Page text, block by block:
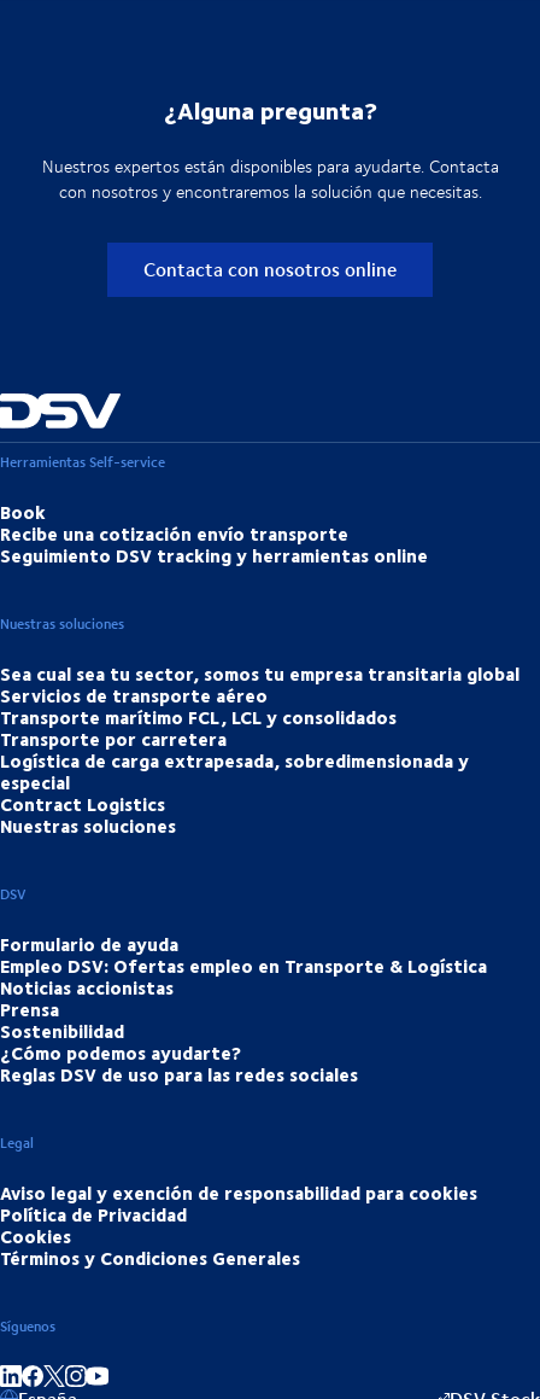
¿Alguna pregunta?
Nuestros expertos están disponibles para ayudarte. Contacta
con nosotros y encontraremos la solución que necesitas.
Contacta con nosotros online
Herramientas Self-service
Book
Recibe una cotización envío transporte
Seguimiento DSV tracking y herramientas online
Nuestras soluciones
Sea cual sea tu sector, somos tu empresa transitaria global
Servicios de transporte aéreo
Transporte marítimo FCL, LCL y consolidados
Transporte por carretera
Logística de carga extrapesada, sobredimensionada y
especial
Contract Logistics
Nuestras soluciones
DSV
Formulario de ayuda
Empleo DSV: Ofertas empleo en Transporte & Logística
Noticias accionistas
Prensa
Sostenibilidad
¿Cómo podemos ayudarte?
Reglas DSV de uso para las redes sociales
Legal
Aviso legal y exención de responsabilidad para cookies
Política de Privacidad
Cookies
Términos y Condiciones Generales
Síguenos